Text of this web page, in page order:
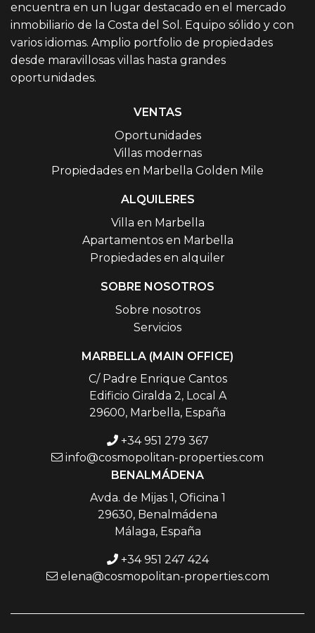
encuentra en un lugar destacado en el mercado
inmobiliario de la Costa del Sol. Equipo sólido y con
varios idiomas. Amplio portfolio de propiedades
desde maravillosas villas hasta grandes
oportunidades.
VENTAS
Oportunidades
Villas modernas
Propiedades en Marbella Golden Mile
ALQUILERES
Villa en Marbella
Apartamentos en Marbella
Propiedades en alquiler
SOBRE NOSOTROS
Sobre nosotros
Servicios
MARBELLA (MAIN OFFICE)
C/ Padre Enrique Cantos
Edificio Giralda 2, Local A
29600, Marbella, España
+34 951 279 367
info@cosmopolitan-properties.com
BENALMÁDENA
Avda. de Mijas 1, Oficina 1
29630, Benalmádena
Málaga, España
+34 951 247 424
elena@cosmopolitan-properties.com